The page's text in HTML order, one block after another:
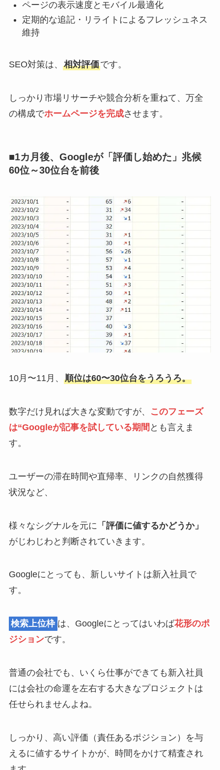
ページの表示速度とモバイル最適化
定期的な追記・リライトによるフレッシュネス
維持
SEO対策は、 相対評価です。
しっかり市場リサーチや競合分析を重ねて、万全
の構成でホームページを完成させます。
■1カ月後、Googleが「評価し始めた」兆候
60位～30位台を前後
10月〜11月、 順位は60〜30位台をうろうろ。
数字だけ見れば大きな変動ですが、
このフェーズ
は“Googleが記事を試している期間 とも言えま
す。
ユーザーの滞在時間や直帰率、リンクの自然獲得
状況など、
様々なシグナルを元に 「評価に値するかどうか」
がじわじわと判断されていきます。
Googleにとっても、新しいサイトは新入社員で
す。
検索上位枠 は、Googleにとってはいわば花形のポ
ジションです。
普通の会社でも、いくら仕事ができても新入社員
には会社の命運を左右する大きなプロジェクトは
任せられませんよね。
しっかり、高い評価（責任あるポジション）を与
えるに値するサイトかが、時間をかけて精査され